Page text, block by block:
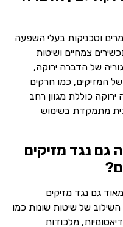
וטכניקות בעלי השפעה
צמחיים ושיטות
של הדברה ירוקה,
המזיקים, כמו חרקים
ירוקה כוללת מגוון רחב
מתמקדת בשימוש
גם נגד מזיקים
גם נגד מזיקים
השילוב של שיטות שונות כמו
מלכודות